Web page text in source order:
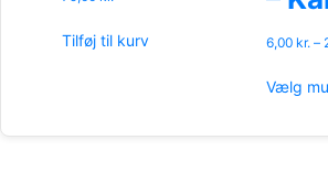
Tilføj til kurv 6,00 kr. –
Vælg